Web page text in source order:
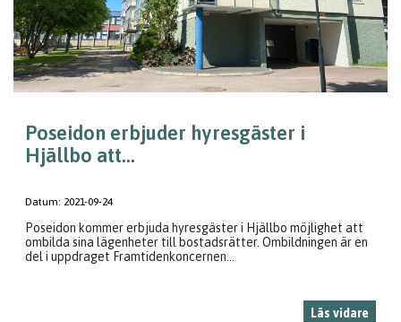
Poseidon erbjuder hyresgäster i
Hjällbo att...
Datum: 2021-09-24
Poseidon kommer erbjuda hyresgäster i Hjällbo möjlighet att
ombilda sina lägenheter till bostadsrätter. Ombildningen är en
del i uppdraget Framtidenkoncernen...
Läs vidare